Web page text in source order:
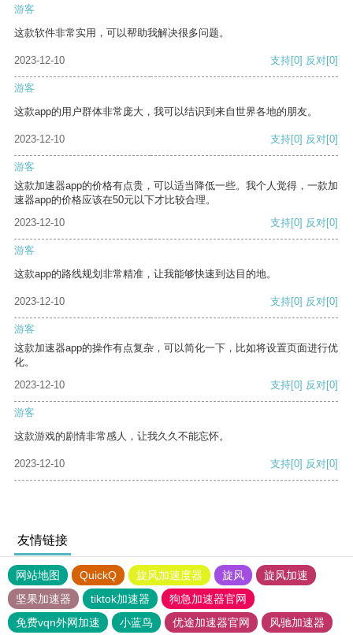
游客
这款软件非常实用，可以帮助我解决很多问题。
2023-12-10 支持[0] 反对[0]
游客
这款app的用户群体非常庞大，我可以结识到来自世界各地的朋友。
2023-12-10 支持[0] 反对[0]
游客
这款加速器app的价格有点贵，可以适当降低一些。我个人觉得，一款加
速器app的价格应该在50元以下才比较合理。
2023-12-10
支持[0] 反对[0]
游客
这款app的路线规划非常精准，让我能够快速到达目的地。
2023-12-10 支持[0] 反对[0]
游客
这款加速器app的操作有点复杂，可以简化一下，比如将设置页面进行优
化。
2023-12-10
支持[0] 反对[0]
游客
这款游戏的剧情非常感人，让我久久不能忘怀。
2023-12-10 支持[0] 反对[0]
友情链接
网站地图 QuickQ 旋风加速度器 旋风
旋风加速
坚果加速器
tiktok加速器
狗急加速器官网
免费vqn外网加速
小蓝鸟 优途加速器官网 风驰加速器